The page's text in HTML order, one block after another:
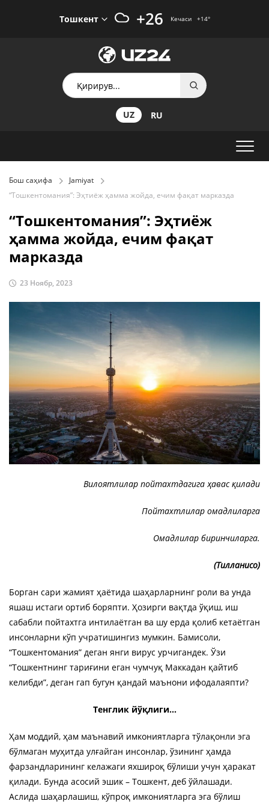
Тошкент +26 Кечаси +14°
UZ RU
Бош саҳифа
Jamiyat
“Тошкентомания”: Эҳтиёж ҳамма жойда, ечим фақат марказда
“Тошкентомания”: Эҳтиёж
ҳамма жойда, ечим фақат
марказда
23 Ноябр, 2023
Вилоятлилар пойтахтдагига ҳавас қилади
Пойтахтлилар омадлиларга
Омадлилар биринчиларга.
(Тилланисо)
Борган сари жамият ҳаётида шаҳарларнинг роли ва унда
яшаш истаги ортиб боряпти. Ҳозирги вақтда ўқиш, иш
сабабли пойтахтга интилаётган ва шу ерда қолиб кетаётган
инсонларни кўп учратишингиз мумкин. Бамисоли,
“Тошкентомания” деган янги вирус урчигандек. Ўзи
“Тошкентнинг тариғини еган чумчуқ Маккадан қайтиб
келибди”, деган гап бугун қандай маънони ифодалаяпти?
Тенглик йўқлиги...
Ҳам моддий, ҳам маънавий имкониятларга тўлақонли эга
бўлмаган муҳитда улғайган инсонлар, ўзининг ҳамда
фарзандларининг келажаги яхшироқ бўлиши учун ҳаракат
қилади. Бунда асосий эшик – Тошкент, деб ўйлашади.
Аслида шаҳарлашиш, кўпроқ имкониятларга эга бўлиш